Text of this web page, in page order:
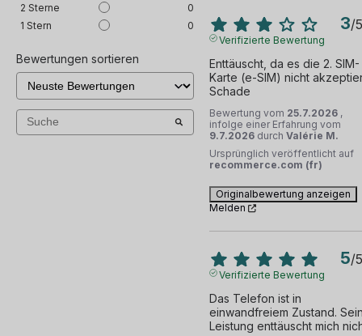
2 Sterne
0
1 Stern 0
Bewertungen sortieren
3/5
Verifizierte Bewertung
Enttäuscht, da es die 2. SIM-
Karte (e-SIM) nicht
Schade
Bewertung vom 25.7.2026 ,
infolge einer Erfahrung vom
9.7.2026 durch Valérie M.
Ursprünglich veröffentlicht auf
recommerce.com (fr)
Originalbewertung anzeigen
Melden
5/5
Verifizierte Bewertung
Das Telefon ist in
einwandfreiem Zustand.
Leistung enttäuscht mich